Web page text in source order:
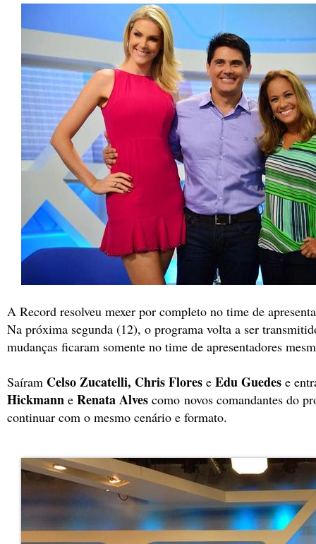
A Record resolveu mexer por completo no time de
Na próxima segunda (12), o programa volta a ser
mudanças ficaram somente no time de apresentadores
Saíram Celso Zucatelli, Chris Flores e Edu Guedes e
Hickmann e Renata Alves como novos comandantes do
continuar com o mesmo cenário e formato.